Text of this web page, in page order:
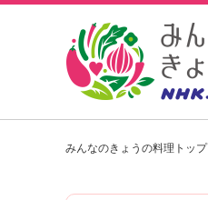
みんなのきょうの料理トップ